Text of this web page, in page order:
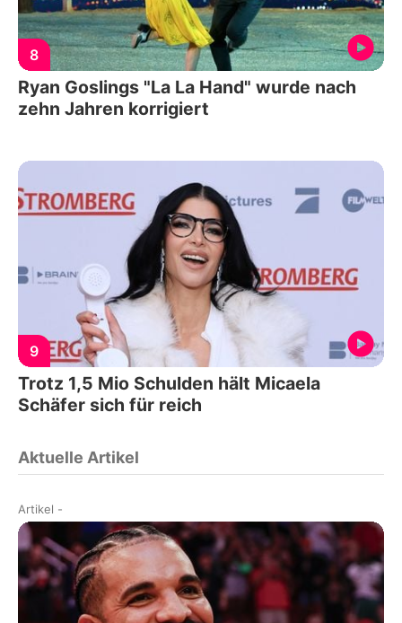
8
Ryan Goslings "La La Hand" wurde nach
zehn Jahren korrigiert
9
Trotz 1,5 Mio Schulden hält Micaela
Schäfer sich für reich
Aktuelle Artikel
Artikel -